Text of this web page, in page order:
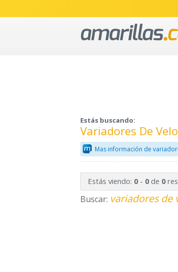
Estás buscando:
Variadores De
Mas información de
Estás viendo: 0- 0de 0
Buscar: variadores de